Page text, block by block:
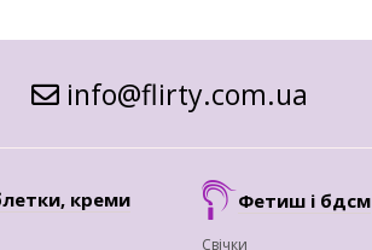
info@flirty.com.ua
креми Фетиш і бдсм
Свічки